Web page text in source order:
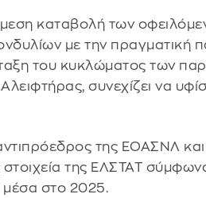
καταβολή των
με την πραγματική
του κυκλώματος των
συνεχίζει να
της ΕΟΑΣΝΛ
στοιχεία της ΕΛΣΤΑΤ
μέσα στο 2025.